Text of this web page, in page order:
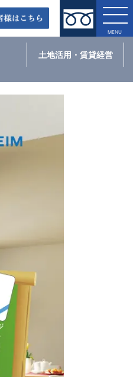
土地活用・賃貸経営